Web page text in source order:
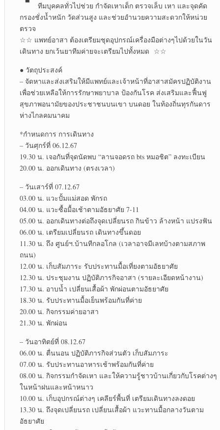
ทีมบุคคลทั่วไปช่วย กำจัดเหาเด็ก ตรวจเล็บ เหา และจุดคัด
กรอง​ชั่งน้ำหนัก​ วัดส่วนสูง​ และช่วยอำนวยความสะดวก​ให้หน่วย
ตรวจ
☆☆ แพทย์อาสา ต้องเตรียมชุดอุปกรณ์เครื่องมือต่างๆไปด้วยในวัน
เดินทาง ยกเว้นยาทีมค่ายจะเตรียมไปทั้งหมด​ ☆☆
● วัตถุประสงค์
– จัดหาและส่งเสริมให้มีแพทย์และเจ้าหน้าที่อาสาสมัครปฏิบัติงาน
เพื่อช่วยเหลือให้การรักษาพยาบาล ป้องกันโรค ส่งเสริมและฟื้นฟู
สุขภาพอนามัยของประชาชนบนเขา บนดอย ในท้องถิ่นทุรกันดาร
ห่างไกลคมนาคม
*กำหนดการ การเดินทาง
– วันศุก​ร์ที่​ 06.12.67
1​9.30 น. เจอกันที่จุดนัดพบ “ลานจอดรถ bts หมอ​ชิต” ลงทะเบียน
20.00 น. ออกเดินทาง (ตรงเวลา)​
– วันเสาร์​ที่​ 07.12.67
03.00 น. แวะปั้มแม่สอด พักรถ
04.00 น. แวะซื้อมื้อเช้าตามอัธยาศัย 7-11
05.00 น. ออกเดินทางต่อถึงจุดเปลี่ยน​รถ กินข้าว​ ล้างหน้า​ แปรงฟัน​
06.00 น. เตรียมเปลี่ยน​รถ เดินทางขึ้นดอย
11.30 น. ถึง ศูนย์​ฯ.บ้านทีกลอโกล (เวลาอาจมีเลทบ้างตามสภาพ​
ถนน)
12.00 น. เก็บสัมภาระ​ รับประทาน​มื้อเที่ยงตามอัธยาศัย​
12.30 น. ประชุมงาน ปฏิบัติ​ภารกิจ​อาสา (รายละเอียด​หน้างาน)​
17.30 น. อาบน้ำ เปลี่ยน​เสื้อผ้า พักผ่อน​ตามอัธยาศัย​
18.30 น. รับประทาน​มื้อเย็นพร้อมกันที่ค่าย
20.00 น. กิจกรรมค่ายอาสา
21.30 น. พักผ่อน
– วันอาทิตย์​ที่ 08.12.67
06.00 น. ตื่นนอน ปฏิบัติ​ภารกิจ​ส่วนตัว​ เก็บสัมภาระ​
07.00 น. รับประทาน​อาหาร​เช้าพร้อม​กันที่ค่าย
08.00 น. กิจกรรม​กำจัดเหา และให้ความรู้​ชาวบ้านเกี่ยวกับ​โรคต่างๆ
ในหน้าฝนและหน้าหนาว
10.00 น. เก็บอุปกรณ์​ต่างๆ เคลียร์​พื้นที่ เตรียมเดินทางลงดอย
13.30 น. ถึงจุดเปลี่ยน​รถ เปลี่ยนเสื้อผ้า แวะทานมื้อกลางวัน​ตาม
อัธยาศัย​